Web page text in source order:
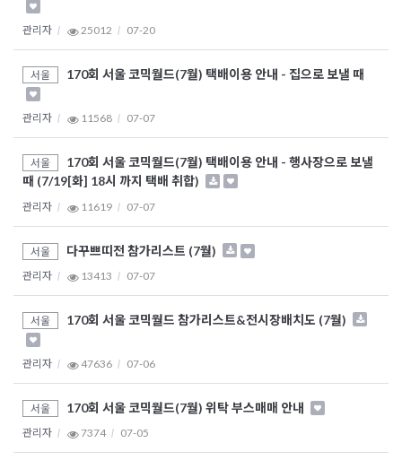
관리자 25012 07-20
서울 170회 서울 코믹월드(7월) 택배이용 안내 - 집으로 보낼 때
관리자 11568 07-07
서울
170회 서울 코믹월드(7월) 택배이용 안내 - 행사장으로 보낼
때 (7/19[화] 18시 까지 택배 취합)
관리자 11619 07-07
서울 다꾸쁘띠전 참가리스트 (7월)
관리자 13413 07-07
서울 170회 서울 코믹월드 참가리스트&전시장배치도 (7월)
관리자 47636 07-06
서울 170회 서울 코믹월드(7월) 위탁 부스매매 안내
관리자 7374 07-05